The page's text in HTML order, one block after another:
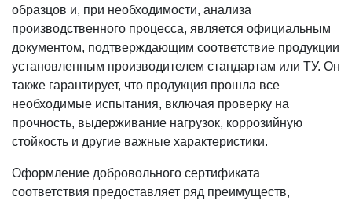
образцов и, при необходимости, анализа
производственного процесса, является официальным
документом, подтверждающим соответствие продукции
установленным производителем стандартам или ТУ. Он
также гарантирует, что продукция прошла все
необходимые испытания, включая проверку на
прочность, выдерживание нагрузок, коррозийную
стойкость и другие важные характеристики.
Оформление добровольного сертификата
соответствия предоставляет ряд преимуществ,